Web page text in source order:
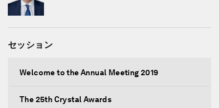
セッション
Welcome to the Annual Meeting 2019
The 25th Crystal Awards